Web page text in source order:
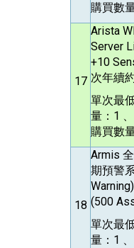
購買數
17
Arista
Server
+10
次年續
單次最
量：1
購買數
18
Armis
期預警
(500
單次最
量：1